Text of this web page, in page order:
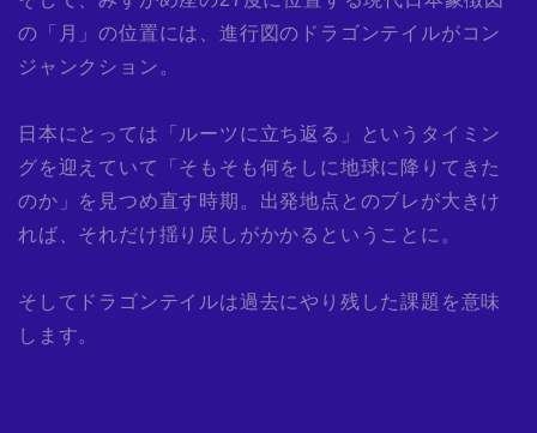
の「月」の位置には、進行図のドラゴンテイルがコン
ジャンクション。
日本にとっては「ルーツに立ち返る」というタイミン
グを迎えていて「そもそも何をしに地球に降りてきた
のか」を見つめ直す時期。出発地点とのブレが大きけ
れば、それだけ揺り戻しがかかるということに。
そしてドラゴンテイルは過去にやり残した課題を意味
します。